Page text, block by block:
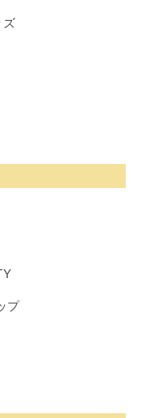
ズ
プ